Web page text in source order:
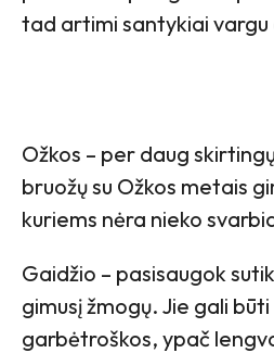
tad artimi santykiai vargu
Ožkos – per daug
bruožų su Ožkos metais
kuriems nėra nieko
Gaidžio – pasisaugok
gimusį žmogų. Jie gali
garbėtroškos, ypač